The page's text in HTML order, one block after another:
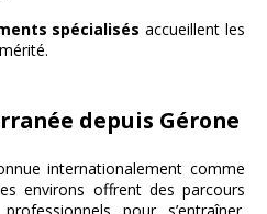
spécialisés accueillent les
depuis Gérone
internationalement comme
environs offrent des parcours